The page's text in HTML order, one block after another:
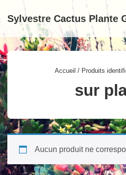
passer
au
contenu
principal
Sylvestre Cactus Plante
Accueil / Produits
sur
Aucun produit ne